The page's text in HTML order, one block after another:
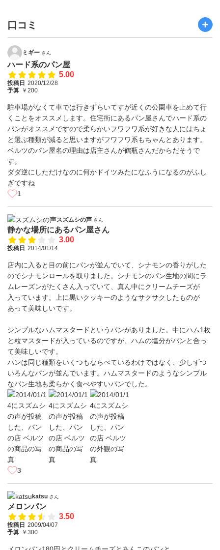
口コミ
ミギー さん
ハード系のパン屋
5.00
投稿日 2020/12/28
予算 ￥200
駐車場がなくて車では行きずらいてすが近くの公園車を止めて行
くことをオススメします。住宅街にあるパン屋さんでハード系の
パンがオススメですので柔らかいフワフワ系が好きな人にはちょ
と選ぶ種類が減ると思いますがフワフワ系もちゃんとあります。
ベルツのパン屋名の理由は店主さんが鶴瓶さんだからだそうで
す。
ダダ逆にしただけなのに何かドイツみたになふうになるのがふし
ぎですね
1
スズムシの声 さん
静かな場所にあるパン屋さん
3.00
投稿日 2014/01/14
店内に入ると目の前にパンが並んでいて、シナモンの香りがした
のでシナモンロールを取りました。シナモンのパン生地の間にラ
ムレーズンがたくさん入っていて、真ん中にクリームチーズが
入っています。上に黒いクッキーのようなサクサクしたものが
あって美味しいです。
シンプルなハムマスタードというパンがありました。中にハム1枚
と粒マスタードが入っているのですが、ハムの塩分がパンと合っ
て美味しいです。
パンは同じ種類をいくつもならべているわけではなく、少しずつ
いろんなパンが並んでいます。ハムマスタードのようなシンプル
なパン生地も柔らかく食べやすいパンでした。
3
katsu さん
メロンパン
3.50
投稿日 2009/04/07
予算 ￥300